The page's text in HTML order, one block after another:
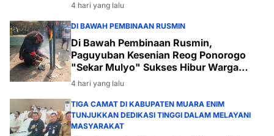
4 hari yang lalu
DI BAWAH PEMBINAAN RUSMIN
Di Bawah Pembinaan Rusmin,
Paguyuban Kesenian Reog Ponorogo
"Sekar Mulyo" Sukses Hibur Warga
Desa Payabakal
4 hari yang lalu
TIGA CAMAT DI KABUPATEN MUARA ENIM
TUNJUKKAN DEDIKASI TINGGI DALAM MELAYANI
MASYARAKAT